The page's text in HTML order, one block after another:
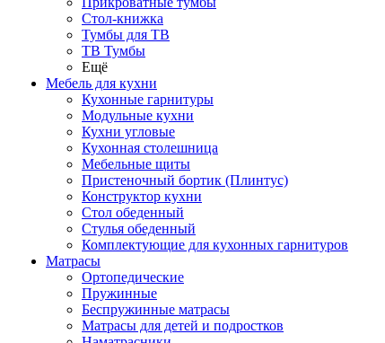
Стол-книжка
Тумбы для ТВ
ТВ Тумбы
Ещё
Мебель для кухни
Кухонные гарнитуры
Модульные кухни
Кухни угловые
Кухонная столешница
Мебельные щиты
Пристеночный бортик (Плинтус)
Конструктор кухни
Стол обеденный
Стулья обеденный
Комплектующие для кухонных гарнитуров
Матраcы
Ортопедические
Пружинные
Беспружинные матрасы
Матрасы для детей и подростков